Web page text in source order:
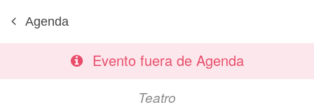
Agenda
Evento fuera de Agenda
Teatro